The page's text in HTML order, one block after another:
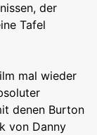
der
Tafel
mal wieder
denen Burton
von Danny